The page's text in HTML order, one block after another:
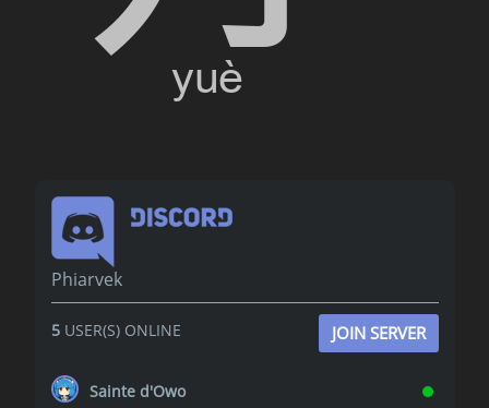
Phiarvek
5USER(S) ONLINE JOIN SERVER
Sainte d'Owo